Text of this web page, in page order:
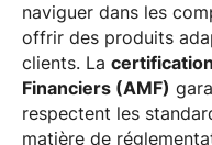
naviguer dans les
offrir des produits
clients. La
Financiers (AMF)
respectent les
matière de